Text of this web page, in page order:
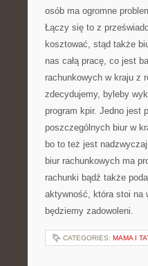
osób ma ogromne
Łączy się to z
kosztować, stąd także
nas całą pracę, co jest
rachunkowych w kraju z
zdecydujemy, byleby
program kpir. Jedno jest
poszczególnych biur w
bo to też jest
biur rachunkowych ma
rachunki bądź także
aktywność, która stoi na
będziemy zadowoleni.
CATEGORIES: MAMA I